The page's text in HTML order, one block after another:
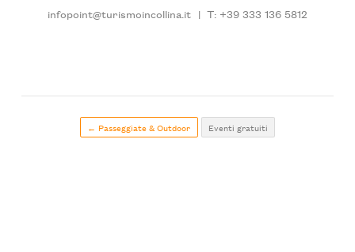
infopoint@turismoincollina.it | T: +39 333 136 5812
← Passeggiate & Outdoor Eventi gratuiti